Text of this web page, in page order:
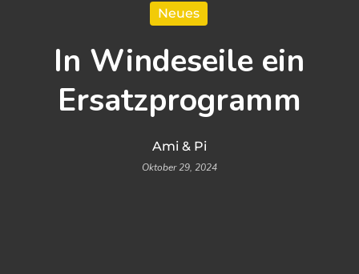
Neues
In Windeseile ein
Ersatzprogramm
Ami & Pi
Oktober 29, 2024